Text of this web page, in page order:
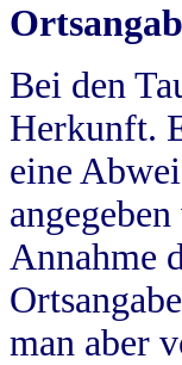
Bei den
Herkunft.
eine
Annahme
man aber